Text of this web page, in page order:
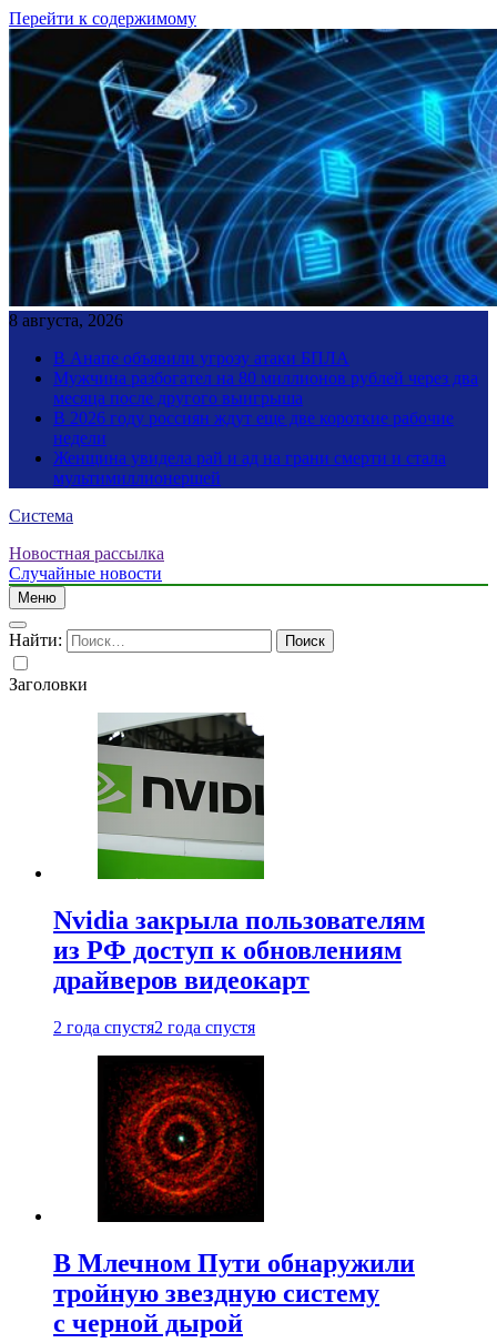
Перейти к содержимому
8 августа, 2026
В Анапе объявили угрозу атаки БПЛА
Мужчина разбогател на 80 миллионов рублей через два
месяца после другого выигрыша
В 2026 году россиян ждут еще две короткие рабочие
недели
Женщина увидела рай и ад на грани смерти и стала
мультимиллионершей
Система
Новостная рассылка
Случайные новости
Меню
Найти:
Заголовки
Nvidia закрыла пользователям
из РФ доступ к обновлениям
драйверов видеокарт
2 года спустя2 года спустя
В Млечном Пути обнаружили
тройную звездную систему
с черной дырой